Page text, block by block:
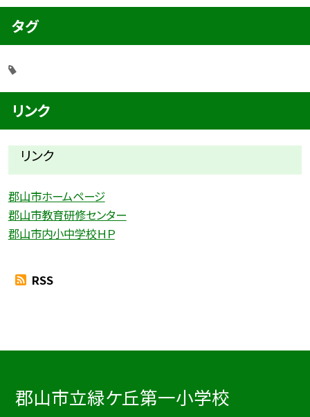
タグ
リンク
リンク
郡山市ホームページ
郡山市教育研修センター
郡山市内小中学校ＨＰ
RSS
郡山市立緑ケ丘第一小学校